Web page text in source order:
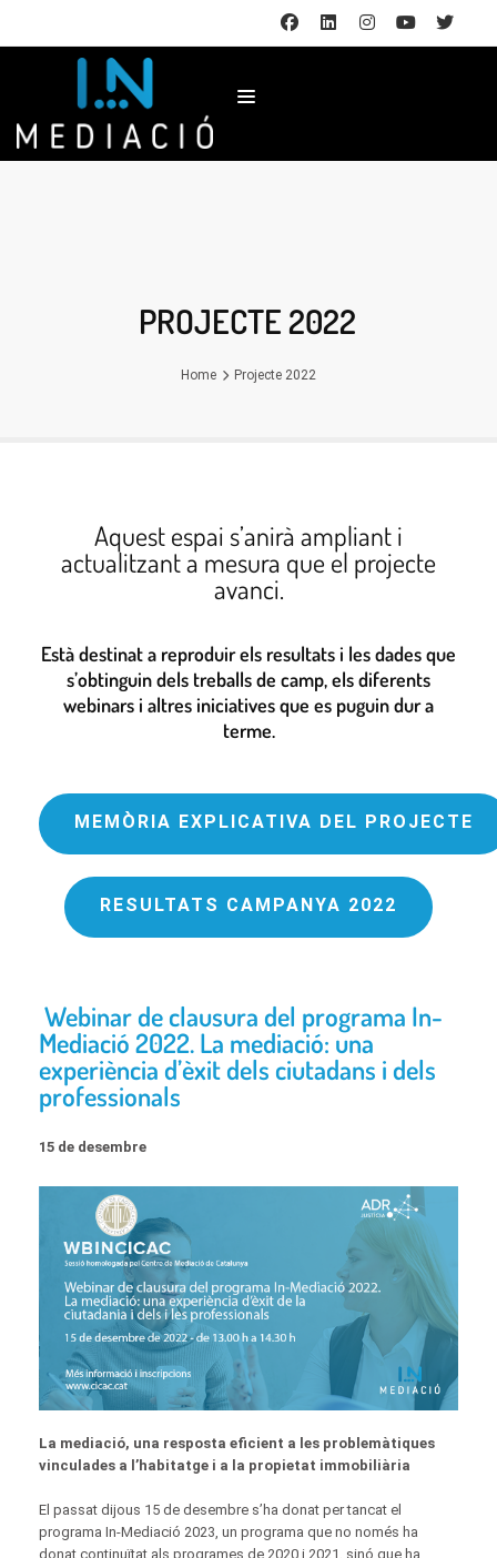
PROJECTE 2022
Home Projecte 2022
Aquest espai s’anirà ampliant i
actualitzant a mesura que el projecte
avanci.
Està destinat a reproduir els resultats i les dades que
s’obtinguin dels treballs de camp, els diferents
webinars i altres iniciatives que es puguin dur a
terme.
MEMÒRIA EXPLICATIVA DEL PROJECTE
RESULTATS CAMPANYA 2022
Webinar de clausura del programa In-
Mediació 2022. La mediació: una
experiència d’èxit dels ciutadans i dels
professionals
15 de desembre
La mediació, una resposta eficient a les problemàtiques
vinculades a l’habitatge i a la propietat immobiliària
El passat dijous 15 de desembre s’ha donat per tancat el
programa In-Mediació 2023, un programa que no només ha
donat continuïtat als programes de 2020 i 2021, sinó que ha